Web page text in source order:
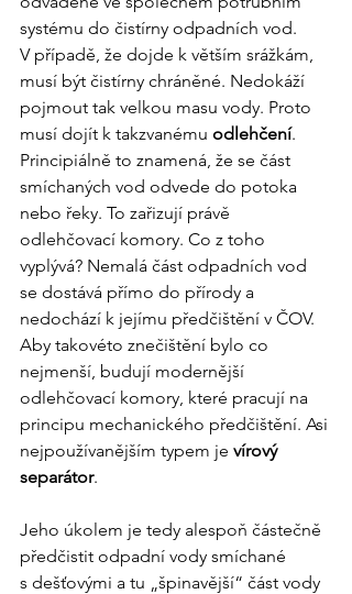
systému do čistírny odpadních vod.
V případě, že dojde k větším srážkám,
musí být čistírny chráněné. Nedokáží
pojmout tak velkou masu vody. Proto
musí dojít k takzvanému odlehčení.
Principiálně to znamená, že se část
smíchaných vod odvede do potoka
nebo řeky. To zařizují právě
odlehčovací komory. Co z toho
vyplývá? Nemalá část odpadních vod
se dostává přímo do přírody a
nedochází k jejímu předčištění v ČOV.
Aby takovéto znečištění bylo co
nejmenší, budují modernější
odlehčovací komory, které pracují na
principu mechanického předčištění. Asi
nejpoužívanějším typem je vírový
separátor.
Jeho úkolem je tedy alespoň částečně
předčistit odpadní vody smíchané
s dešťovými a tu „špinavější“ část vody